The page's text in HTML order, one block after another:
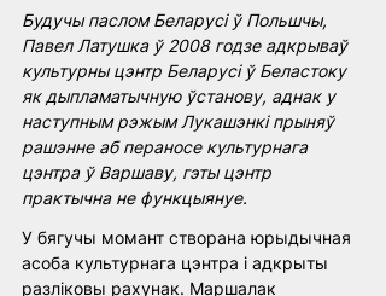
Будучы паслом Беларусі ў Польшчы,
Павел Латушка ў 2008 годзе адкрываў
культурны цэнтр Беларусі ў Беластоку
як дыпламатычную ўстанову, аднак у
наступным рэжым Лукашэнкі прыняў
рашэнне аб пераносе культурнага
цэнтра ў Варшаву, гэты цэнтр
практычна не функцыянуе.
У бягучы момант створана юрыдычная
асоба культурнага цэнтра і адкрыты
разліковы рахунак. Маршалак